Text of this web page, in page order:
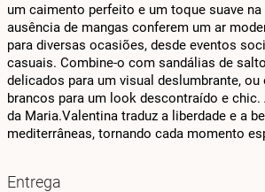
um caimento perfeito e um toque suave na
ausência de mangas conferem um ar
para diversas ocasiões, desde eventos
casuais. Combine-o com sandálias de
delicados para um visual deslumbrante, ou
brancos para um look descontraído e
da Maria.Valentina traduz a liberdade e a
mediterrâneas, tornando cada momento
Entrega